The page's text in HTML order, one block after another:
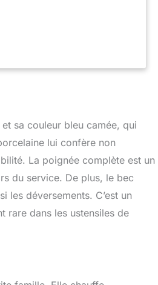
sa couleur bleu camée, qui
lui confère non
La poignée complète est un
du service. De plus, le bec
les déversements. C’est un
rare dans les ustensiles de